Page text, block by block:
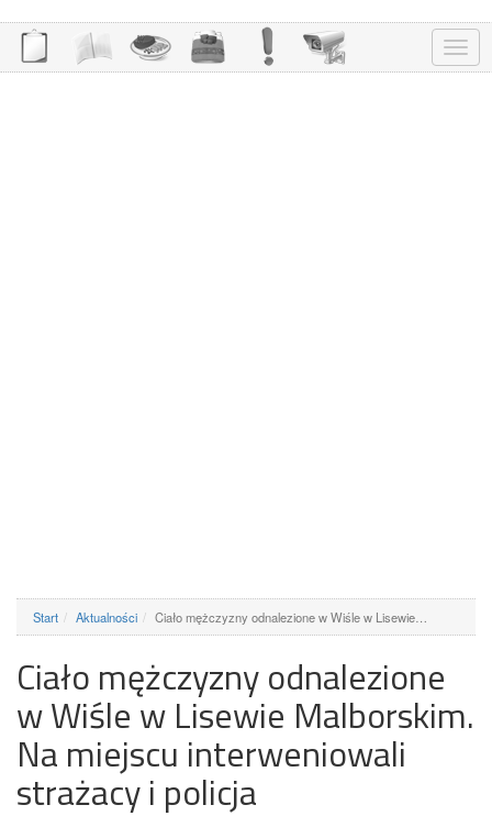
Menu
Start Aktualności Ciało mężczyzny odnalezione w Wiśle w Lisewie…
Ciało mężczyzny odnalezione
w Wiśle w Lisewie Malborskim.
Na miejscu interweniowali
strażacy i policja